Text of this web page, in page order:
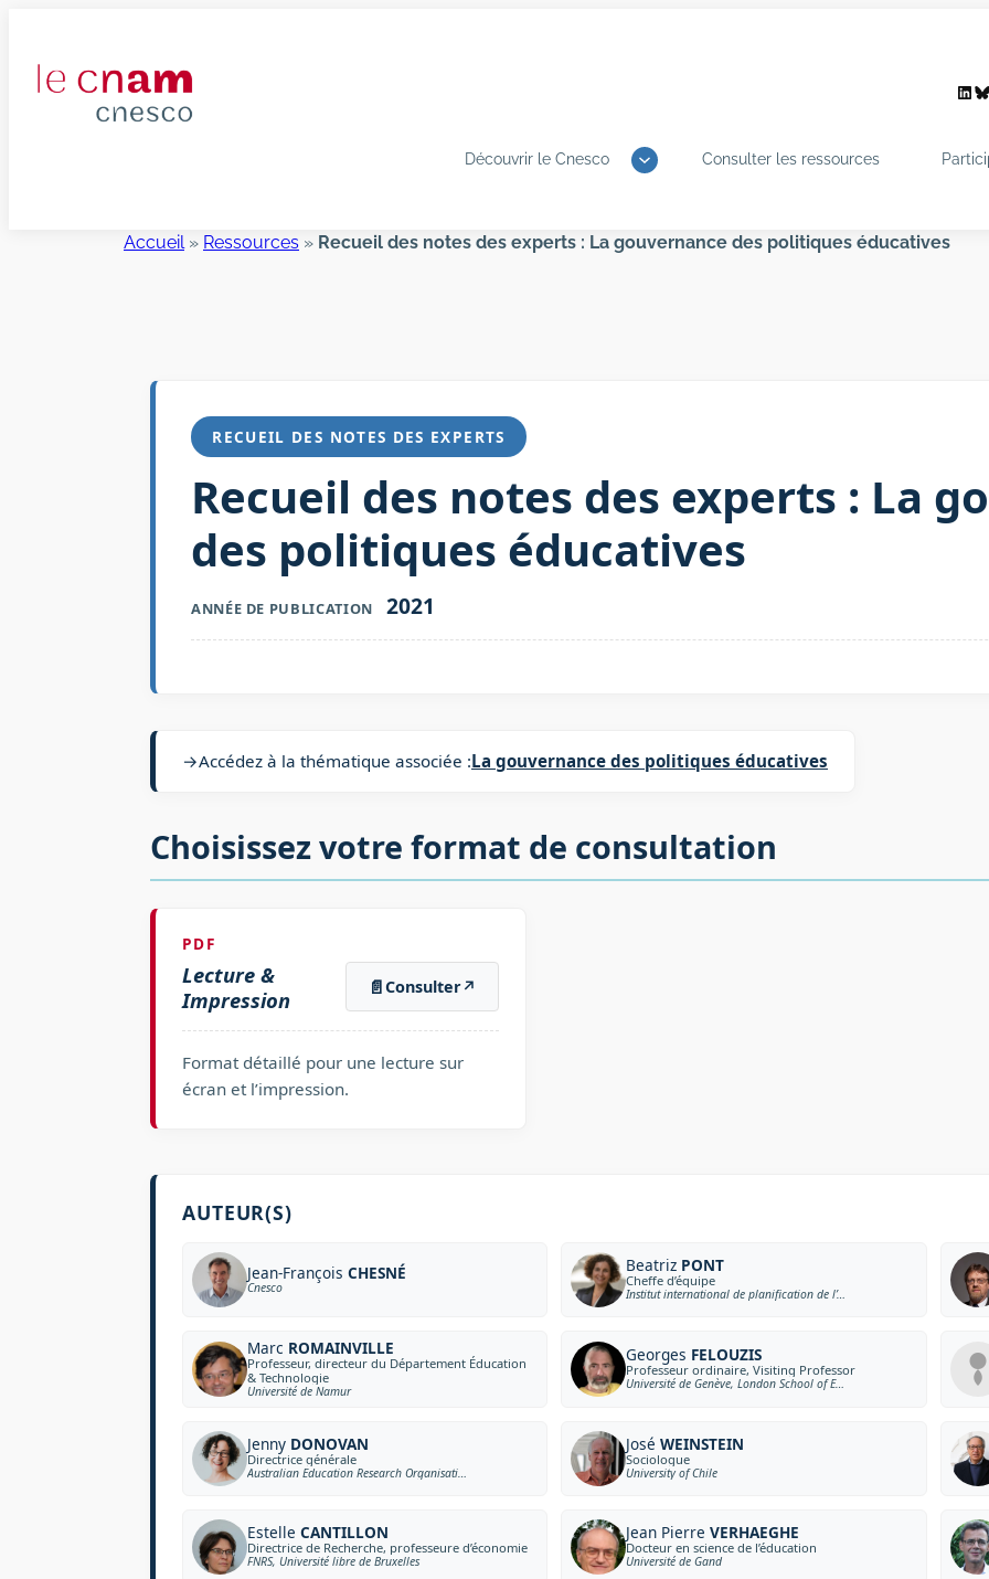
contenu
Découvrir le Cnesco Consulter les ressources
Accueil» Ressources » Recueil des notes des experts : La gouvernance des politiques éducatives
RECUEIL DES NOTES DES EXPERTS
Recueil des notes des experts : La
des politiques éducatives
ANNÉE DE PUBLICATION 2021
→Accédez à la thématique associée :La gouvernance des politiques éducatives
Choisissez votre format de consultation
PDF
Lecture &
Impression
📄Consulter↗
Format détaillé pour une lecture sur
écran et l’impression.
AUTEUR(S)
Jean-François CHESNÉ
Cnesco
Beatriz PONT
Cheffe d’équipe
Institut international de planification de l’éducation
Marc ROMAINVILLE
Professeur, directeur du Département Éducation
& Technologie
Université de Namur
Georges FELOUZIS
Professeur ordinaire, Visiting Professor
Université de Genève, London School of Economics and Political Science
Jenny DONOVAN
Directrice générale
Australian Education Research Organisation
José WEINSTEIN
Sociologue
University of Chile
Estelle CANTILLON
Directrice de Recherche, professeure d’économie
FNRS, Université libre de Bruxelles
Jean Pierre VERHAEGHE
Docteur en science de l’éducation
Université de Gand